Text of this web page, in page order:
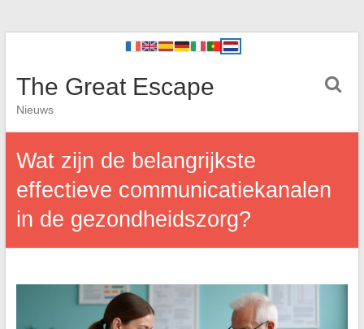
The Great Escape
Nieuws
Wat zijn de belangrijkste
effectieve communicatiekanalen
in de gezondheidszorg?